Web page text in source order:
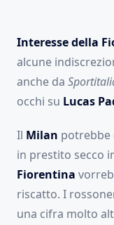
Interesse della
alcune
anche da
occhi su Lucas
Il Milan potrebbe
in prestito secco
Fiorentina
riscatto. I
una cifra molto